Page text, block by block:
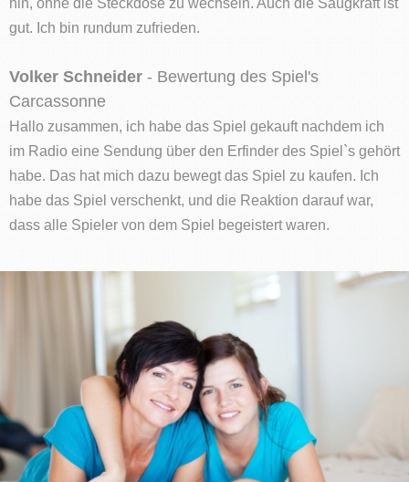
gut. Ich bin rundum zufrieden.
Volker Schneider - Bewertung des Spiel's
Carcassonne
Hallo zusammen, ich habe das Spiel gekauft nachdem ich
im Radio eine Sendung über den Erfinder des Spiel`s gehört
habe. Das hat mich dazu bewegt das Spiel zu kaufen. Ich
habe das Spiel verschenkt, und die Reaktion darauf war,
dass alle Spieler von dem Spiel begeistert waren.